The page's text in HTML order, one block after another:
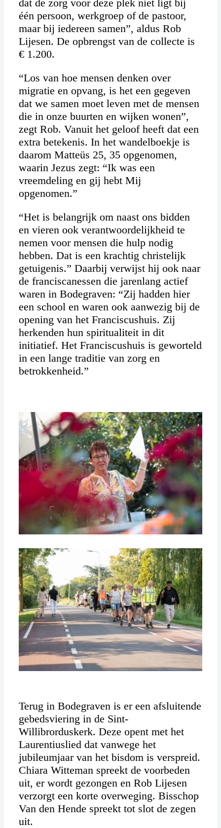
dat de zorg voor deze plek niet ligt bij
één persoon, werkgroep of de pastoor,
maar bij iedereen samen”, aldus Rob
Lijesen. De opbrengst van de collecte is
€ 1.200.
“Los van hoe mensen denken over
migratie en opvang, is het een gegeven
dat we samen moet leven met de mensen
die in onze buurten en wijken wonen”,
zegt Rob. Vanuit het geloof heeft dat een
extra betekenis. In het wandelboekje is
daarom Matteüs 25, 35 opgenomen,
waarin Jezus zegt: “Ik was een
vreemdeling en gij hebt Mij
opgenomen.”
“Het is belangrijk om naast ons bidden
en vieren ook verantwoordelijkheid te
nemen voor mensen die hulp nodig
hebben. Dat is een krachtig christelijk
getuigenis.” Daarbij verwijst hij ook naar
de franciscanessen die jarenlang actief
waren in Bodegraven: “Zij hadden hier
een school en waren ook aanwezig bij de
opening van het Franciscushuis. Zij
herkenden hun spiritualiteit in dit
initiatief. Het Franciscushuis is geworteld
in een lange traditie van zorg en
betrokkenheid.”
Terug in Bodegraven is er een afsluitende
gebedsviering in de Sint-
Willibrorduskerk. Deze opent met het
Laurentiuslied dat vanwege het
jubileumjaar van het bisdom is verspreid.
Chiara Witteman spreekt de voorbeden
uit, er wordt gezongen en Rob Lijesen
verzorgt een korte overweging. Bisschop
Van den Hende spreekt tot slot de zegen
uit.